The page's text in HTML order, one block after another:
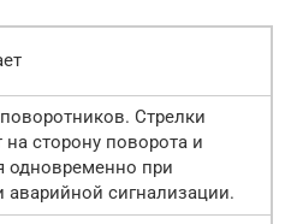
Стрелки
сторону поворота и
одновременно при
аварийной сигнализации.